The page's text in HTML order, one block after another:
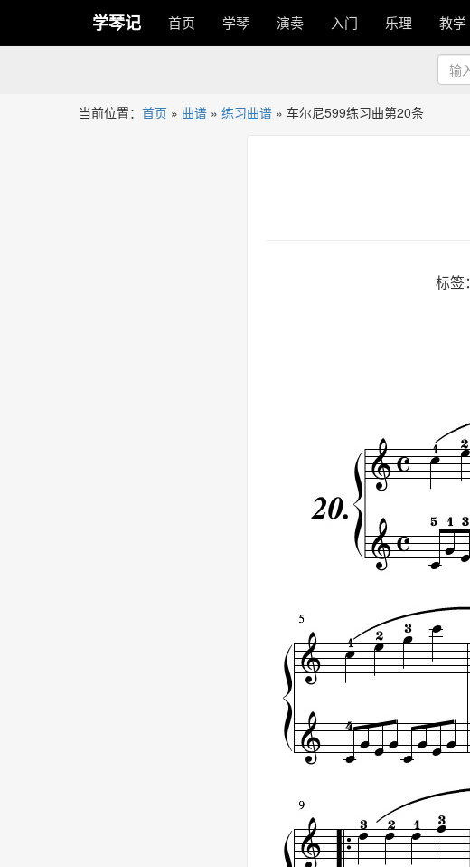
学琴记 首页 学琴 演奏 入门 乐理 教学
当前位置： 首页 » 曲谱 » 练习曲谱 » 车尔尼599练习曲第20条
标签：